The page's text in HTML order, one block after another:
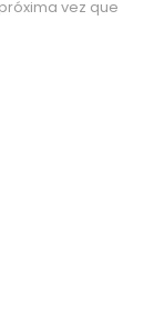
vez que